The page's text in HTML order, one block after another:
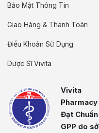
Bảo Mật Thông Tin
Giao Hàng & Thanh Toán
Điều Khoản Sử Dụng
Dược Sĩ Vivita
Vivita
Pharmacy
Đạt Chuẩn
GPP do sở